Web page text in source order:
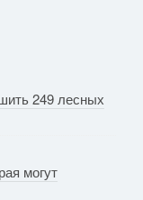
249 лесных
могут